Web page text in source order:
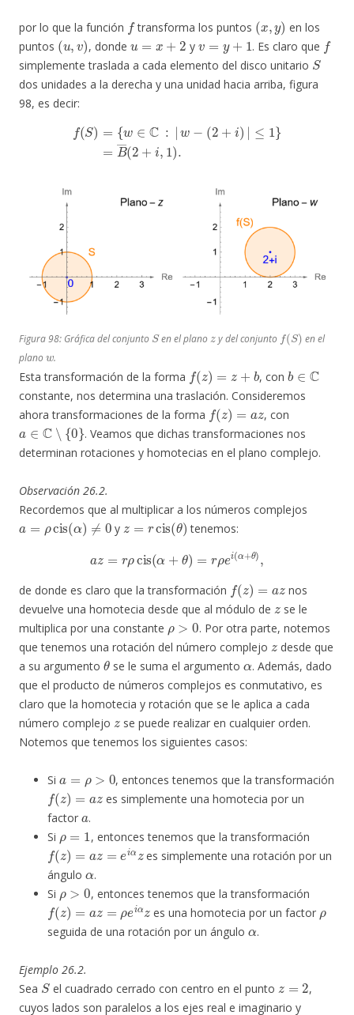
por lo que la función transforma los puntos
(x
en los
puntos
(u v)
, donde
u=x+2
y
v=y+1
. Es claro que
f
simplemente traslada a cada elemento del disco unitario
S
dos unidades a la derecha y una unidad hacia arriba, figura
98, es decir:
(S)={ ∈C: |w− 2 +i)| 1}= B ― ( 2+ ,1
Figura 98: Gráfica del conjunto
S
en el plano y del conjunto
f(S )
en el
plano
.
Esta transformación de la forma
(z =
, con
b C
constante, nos determina una traslación. Consideremos
ahora transformaciones de la forma
f(z)=az
, con
a∈C∖{0}
. Veamos que dichas transformaciones nos
determinan rotaciones y homotecias en el plano complejo.
Observación 26.2.
Recordemos que al multiplicar a los números complejos
a=ρcis(α)≠0
y
z=rcis(θ)
tenemos:
cis ( +θ )= +θ),
de donde es claro que la transformación
(z =
nos
devuelve una homotecia desde que al módulo de
z
se le
multiplica por una constante
ρ>0
. Por otra parte, notemos
que tenemos una rotación del número complejo
z
desde que
a su argumento
θ
se le suma el argumento
α
. Además, dado
que el producto de números complejos es conmutativo, es
claro que la homotecia y rotación que se le aplica a cada
número complejo
z
se puede realizar en cualquier orden.
Notemos que tenemos los siguientes casos:
Si , entonces tenemos que la transformación
f(z)= z
es simplemente una homotecia por un
factor
.
Si
ρ=1
, entonces tenemos que la transformación
f(z)= z= eiαz
es simplemente una rotación por un
ángulo
α
.
Si
ρ>0
, entonces tenemos que la transformación
f(z)=a z= ρeiαz
es una homotecia por un factor
seguida de una rotación por un ángulo
α
.
Ejemplo 26.2.
Sea
S
el cuadrado cerrado con centro en el punto
,
cuyos lados son paralelos a los ejes real e imaginario y